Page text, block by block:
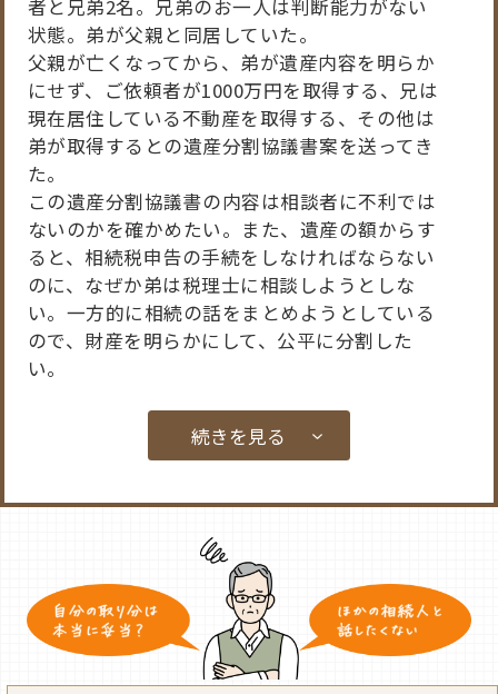
者と兄弟2名。兄弟のお一人は判断能力がない
状態。弟が父親と同居していた。
父親が亡くなってから、弟が遺産内容を明らか
にせず、ご依頼者が1000万円を取得する、兄は
現在居住している不動産を取得する、その他は
弟が取得するとの遺産分割協議書案を送ってき
た。
この遺産分割協議書の内容は相談者に不利では
ないのかを確かめたい。また、遺産の額からす
ると、相続税申告の手続をしなければならない
のに、なぜか弟は税理士に相談しようとしな
い。一方的に相続の話をまとめようとしている
ので、財産を明らかにして、公平に分割した
い。
続きを見る
弁護士の対応
弁護士は、ご依頼者から提供された資料に基づ
き遺産総額を算出し、相続税申告のために税理
士を手配しました。また、弟の提案額がご依頼
者の法定相続分を大きく下回ることから、遺産
分割調停を申し立てました。